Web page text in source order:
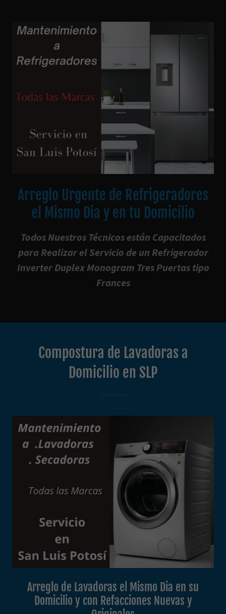
Arreglo Urgente de Refrigeradores
el Mismo Dia y en tu Domicilio
Todos Nuestros Técnicos están Capacitados
para Realizar el Servicio de un Refrigerador
Inverter Duplex Monogram Tres Puertas tipo
Frances
Compostura de Lavadoras a
Domicilio en SLP
Arreglo de Lavadoras el Mismo Dia en su
Domicilio y con Refacciones Nuevas y